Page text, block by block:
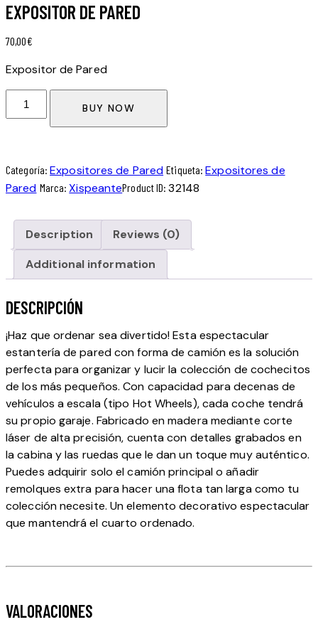
EXPOSITOR DE PARED
70,00€
Expositor de Pared
BUY NOW
Categoría:Expositores de Pared Etiqueta:Expositores de
Pared Marca:XispeanteProduct ID:32148
Description
Reviews (0)
Additional information
DESCRIPCIÓN
¡Haz que ordenar sea divertido! Esta espectacular
estantería de pared con forma de camión es la solución
perfecta para organizar y lucir la colección de cochecitos
de los más pequeños. Con capacidad para decenas de
vehículos a escala (tipo Hot Wheels), cada coche tendrá
su propio garaje. Fabricado en madera mediante corte
láser de alta precisión, cuenta con detalles grabados en
la cabina y las ruedas que le dan un toque muy auténtico.
Puedes adquirir solo el camión principal o añadir
remolques extra para hacer una flota tan larga como tu
colección necesite. Un elemento decorativo espectacular
que mantendrá el cuarto ordenado.
VALORACIONES